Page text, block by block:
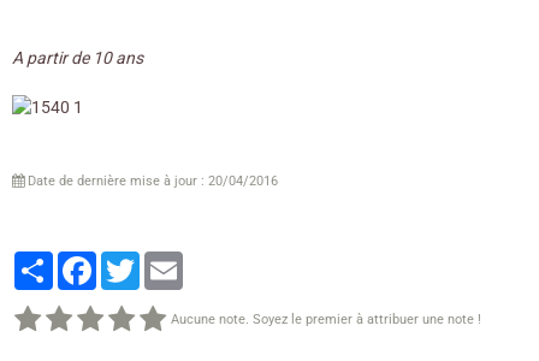
A partir de 10 ans
Date de dernière mise à jour : 20/04/2016
PartagerFacebook
Twitter
Aucune note. Soyez le premier à attribuer une note !